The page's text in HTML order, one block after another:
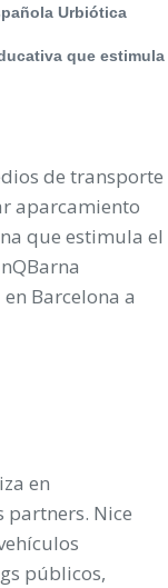
Urbiótica
que estimula
de transporte
aparcamiento
que estimula el
Barcelona a
en
partners. Nice
públicos,